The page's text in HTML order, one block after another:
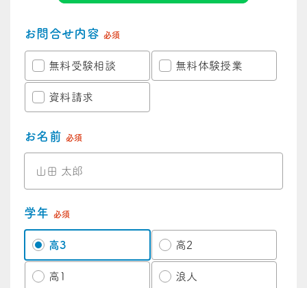
お問合せ内容 必須
無料受験相談 無料体験授業
資料請求
お名前 必須
学年 必須
高3 高2
高1 浪人